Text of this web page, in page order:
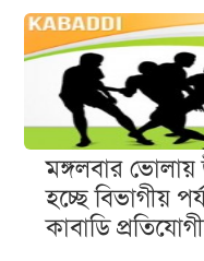
মঙ্গলবার ভোলায়
হচ্ছে বিভাগীয়
কাবাডি